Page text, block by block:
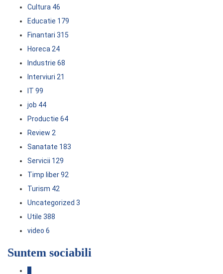
Cultura 46
Educatie 179
Finantari 315
Horeca24
Industrie 68
Interviuri 21
IT 99
job 44
Productie 64
Review 2
Sanatate 183
Servicii 129
Timp liber92
Turism 42
Uncategorized 3
Utile 388
video 6
Suntem sociabili